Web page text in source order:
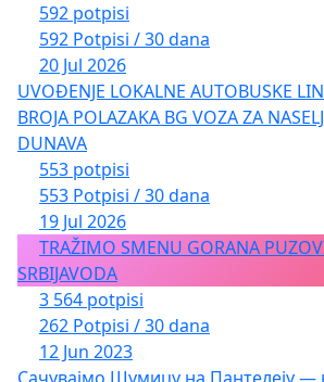
592 potpisi
592 Potpisi / 30 dana
20 Jul 2026
UVOĐENJE LOKALNE AUTOBUSKE
BROJA POLAZAKA BG VOZA ZA
DUNAVA
553 potpisi
553 Potpisi / 30 dana
19 Jul 2026
TRAŽIMO SMENU GORANA
SRBIJAVODA
3 564 potpisi
262 Potpisi / 30 dana
12 Jun 2023